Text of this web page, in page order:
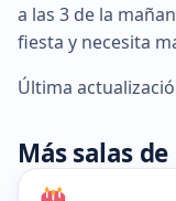
a las 3 de la
fiesta y necesita
Última
Más salas de